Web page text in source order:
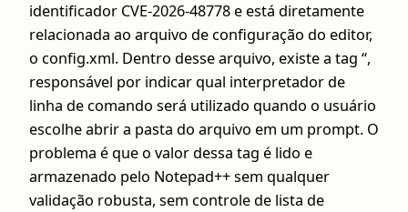
identificador CVE-2026-48778 e está diretamente
relacionada ao arquivo de configuração do editor,
o config.xml. Dentro desse arquivo, existe a tag “,
responsável por indicar qual interpretador de
linha de comando será utilizado quando o usuário
escolhe abrir a pasta do arquivo em um prompt. O
problema é que o valor dessa tag é lido e
armazenado pelo Notepad++ sem qualquer
validação robusta, sem controle de lista de